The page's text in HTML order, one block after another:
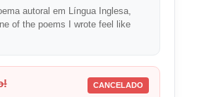
autoral em Língua Inglesa,
of the poems I wrote feel like
CANCELADO